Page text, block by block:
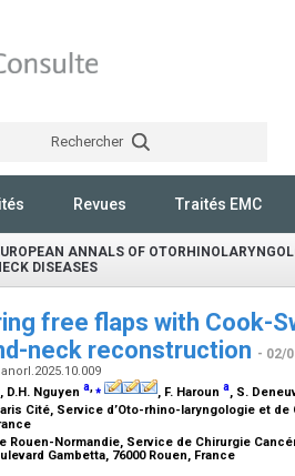
Rechercher
Revues Traités EMC
ANNALS OF
DISEASES
free flaps with Cook-
neck reconstruction - 02/
, D.H. Nguyen a,⁎ , F. Haroun a, S.
Cité, Service d’Oto-rhino-laryngologie et de
Rouen-Normandie, Service de Chirurgie
Gambetta, 76000 Rouen, France